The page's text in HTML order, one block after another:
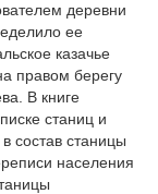
деревни
ее
казачье
правом берегу
В книге
станиц и
состав станицы
населения